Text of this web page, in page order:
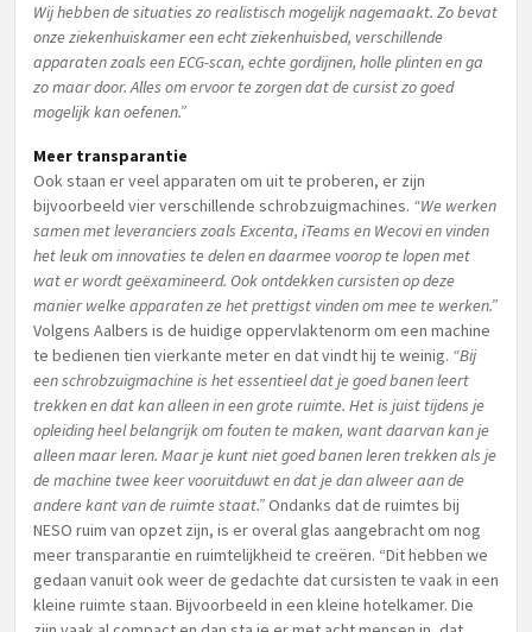
Wij hebben de situaties zo realistisch mogelijk nagemaakt. Zo bevat
onze ziekenhuiskamer een echt ziekenhuisbed, verschillende
apparaten zoals een ECG-scan, echte gordijnen, holle plinten en ga
zo maar door. Alles om ervoor te zorgen dat de cursist zo goed
mogelijk kan oefenen.”
Meer transparantie
Ook staan er veel apparaten om uit te proberen, er zijn
bijvoorbeeld vier verschillende schrobzuigmachines. “We werken
samen met leveranciers zoals Excenta, iTeams en Wecovi en vinden
het leuk om innovaties te delen en daarmee voorop te lopen met
wat er wordt geëxamineerd. Ook ontdekken cursisten op deze
manier welke apparaten ze het prettigst vinden om mee te werken.”
Volgens Aalbers is de huidige oppervlaktenorm om een machine
te bedienen tien vierkante meter en dat vindt hij te weinig. “Bij
een schrobzuigmachine is het essentieel dat je goed banen leert
trekken en dat kan alleen in een grote ruimte. Het is juist tijdens je
opleiding heel belangrijk om fouten te maken, want daarvan kan je
alleen maar leren. Maar je kunt niet goed banen leren trekken als je
de machine twee keer vooruitduwt en dat je dan alweer aan de
andere kant van de ruimte staat.”Ondanks dat de ruimtes bij
NESO ruim van opzet zijn, is er overal glas aangebracht om nog
meer transparantie en ruimtelijkheid te creëren. “Dit hebben we
gedaan vanuit ook weer de gedachte dat cursisten te vaak in een
kleine ruimte staan. Bijvoorbeeld in een kleine hotelkamer. Die